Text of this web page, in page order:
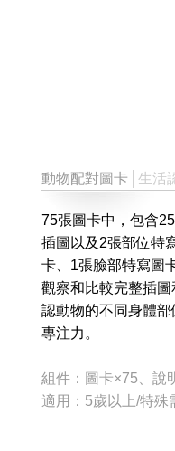
動物配對圖卡 │生活
75張圖卡中，包含
插圖以及2張部位特
卡、1張臉部特寫圖
觀察和比較完整插
認動物的不同身體
專注力。
組件：圖卡×75、說
適用：5歲以上/特殊